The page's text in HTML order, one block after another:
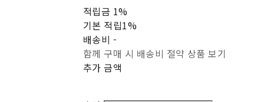
적립금 1%
기본 적립1%
배송비 -
함께 구매 시 배송비 절약 상품 보기
추가 금액